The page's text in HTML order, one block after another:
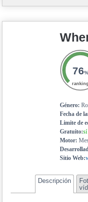
76%
ranking
Género:
Fecha de
Limite de
Gratuito:sí
Motor:
Sitio Web:
Descripción